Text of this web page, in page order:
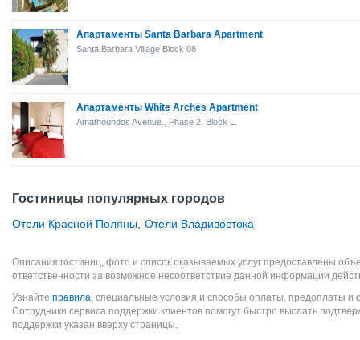
Апартаменты Santa Barbara Apartment
Santa Barbara Village Block 08
Апартаменты White Arches Apartment
Amathoundos Avenue., Phase 2, Block L.
Гостиницы популярных городов
Отели Красной Поляны Отели Владивостока
Описания гостиниц, фото и список оказываемых услуг предоставлены
ответственности за возможное несоответствие данной информации
Узнайте правила, специальные условия и способы оплаты, предоплаты и
Сотрудники сервиса поддержки клиентов помогут быстро выслать
поддержки указан вверху страницы.